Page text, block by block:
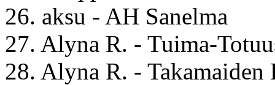
26. aksu - AH Sanelma
27. Alyna R. - Tuima-
28. Alyna R. - Takamaiden